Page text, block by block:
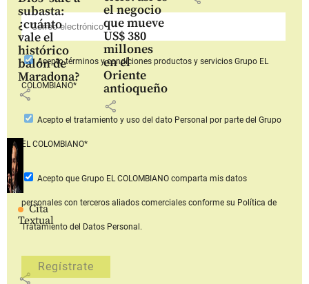
subasta:
¿cuánto
vale el
histórico
balón de
Maradona?
share
el negocio
que mueve
US$ 380
millones
en el
Oriente
antioqueño
share
Cita
Textual
share
Aceptotérminos y condiciones productos y serviciosGrupo EL
COLOMBIANO*
Acepto el tratamiento y uso del dato Personal por parte del Grupo
EL COLOMBIANO*
Acepto que Grupo EL COLOMBIANOcomparta mis datos
personales con terceros aliados comerciales conforme su Política de
Tratamiento del Datos Personal.